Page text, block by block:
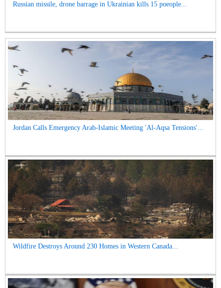
Russian missile, drone barrage in Ukrainian kills 15 poeople...
Jordan Calls Emergency Arab-Islamic Meeting 'Al-Aqsa Tensions'...
Wildfire Destroys Around 230 Homes in Western Canada...